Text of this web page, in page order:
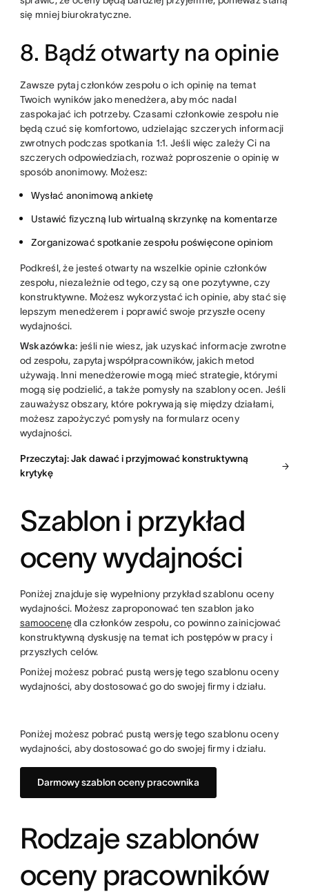
się mniej biurokratyczne.
8. Bądź otwarty na opinie
Zawsze pytaj członków zespołu o ich opinię na temat
Twoich wyników jako menedżera, aby móc nadal
zaspokajać ich potrzeby. Czasami członkowie zespołu nie
będą czuć się komfortowo, udzielając szczerych informacji
zwrotnych podczas spotkania 1:1. Jeśli więc zależy Ci na
szczerych odpowiedziach, rozważ poproszenie o opinię w
sposób anonimowy. Możesz:
Wysłać anonimową ankietę
Ustawić fizyczną lub wirtualną skrzynkę na komentarze
Zorganizować spotkanie zespołu poświęcone opiniom
Podkreśl, że jesteś otwarty na wszelkie opinie członków
zespołu, niezależnie od tego, czy są one pozytywne, czy
konstruktywne. Możesz wykorzystać ich opinie, aby stać się
lepszym menedżerem i poprawić swoje przyszłe oceny
wydajności.
Wskazówka: jeśli nie wiesz, jak uzyskać informacje zwrotne
od zespołu, zapytaj współpracowników, jakich metod
używają. Inni menedżerowie mogą mieć strategie, którymi
mogą się podzielić, a także pomysły na szablony ocen. Jeśli
zauważysz obszary, które pokrywają się między działami,
możesz zapożyczyć pomysły na formularz oceny
wydajności.
Przeczytaj: Jak dawać i przyjmować konstruktywną
krytykę
Szablon i przykład
oceny wydajności
Poniżej znajduje się wypełniony przykład szablonu oceny
wydajności. Możesz zaproponować ten szablon jako
samoocenędla członków zespołu, co powinno zainicjować
konstruktywną dyskusję na temat ich postępów w pracy i
przyszłych celów.
Poniżej możesz pobrać pustą wersję tego szablonu oceny
wydajności, aby dostosować go do swojej firmy i działu.
Poniżej możesz pobrać pustą wersję tego szablonu oceny
wydajności, aby dostosować go do swojej firmy i działu.
Darmowy szablon oceny pracownika
Rodzaje szablonów
oceny pracowników